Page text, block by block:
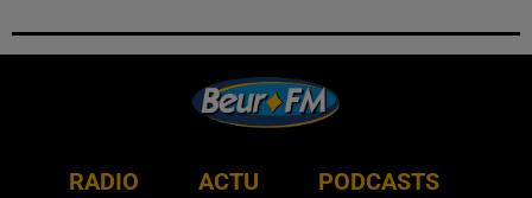
RADIO ACTU PODCASTS